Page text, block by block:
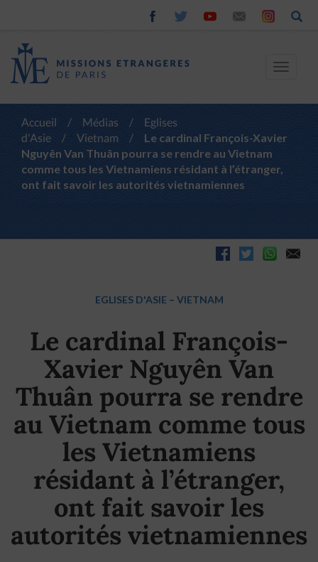
Toggle
Accueil / Médias /
Eglises
d'Asie
/ Vietnam /
Le cardinal François-Xavier
Nguyên Van Thuân pourra se rendre au Vietnam
comme tous les Vietnamiens résidant à l’étranger,
ont fait savoir les autorités vietnamiennes
EGLISES D'ASIE – VIETNAM
Le cardinal François-
Xavier Nguyên Van
Thuân pourra se rendre
au Vietnam comme tous
les Vietnamiens
résidant à l’étranger,
ont fait savoir les
autorités vietnamiennes